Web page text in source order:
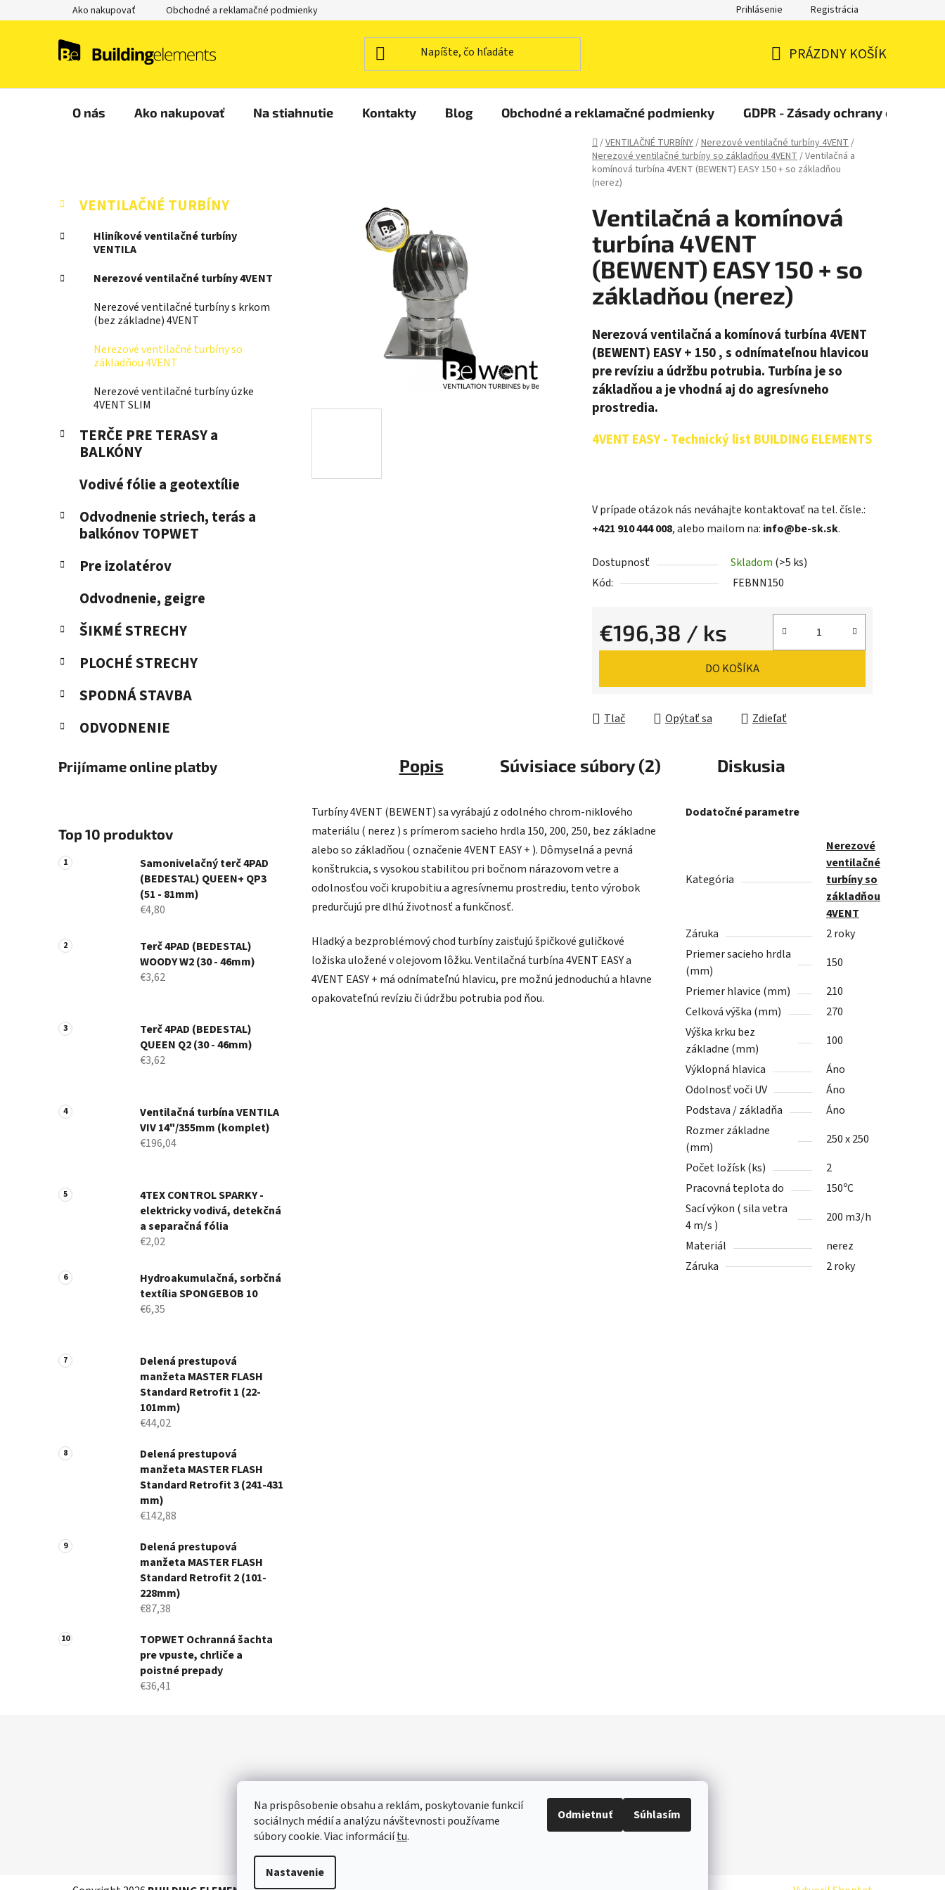
Na prispôsobenie obsahu a reklám, poskytovanie funkcií
sociálnych médií a analýzu návštevnosti používame
súbory cookie. Viac informáciítu.
Nastavenie
Odmietnuť Súhlasím
na
Ako nakupovať Obchodné a reklamačné podmienky Prihlásenie Registrácia
KOŠÍK
PRÁZDNY KOŠÍK
O nás Ako nakupovať Na stiahnutie Kontakty Blog Obchodné a reklamačné podmienky GDPR - Zásady ochrany
Domov
/VENTILAČNÉ TURBÍNY/Nerezové ventilačné turbíny 4VENT/
Nerezové ventilačné turbíny so základňou 4VENT/Ventilačná a
komínová turbína 4VENT (BEWENT) EASY 150 + so základňou
(nerez)
B
č
ý
Preskočiť
kategórie
K
a
e
ó
VENTILAČNÉ TURBÍNY
Hliníkové ventilačné turbíny
VENTILA
Nerezové ventilačné turbíny 4VENT
Nerezové ventilačné turbíny s krkom
(bez základne) 4VENT
Nerezové ventilačné turbíny so
základňou 4VENT
Nerezové ventilačné turbíny úzke
4VENT SLIM
TERČE PRE TERASY a
BALKÓNY
Vodivé fólie a geotextílie
Odvodnenie striech, terás a
balkónov TOPWET
Pre izolatérov
Odvodnenie, geigre
ŠIKMÉ STRECHY
PLOCHÉ STRECHY
SPODNÁ STAVBA
ODVODNENIE
Prijímame online platby
Top 10 produktov
Samonivelačný terč 4PAD
(BEDESTAL) QUEEN+ QP3
(51 - 81mm)
€4,80
Terč 4PAD (BEDESTAL)
WOODY W2 (30 - 46mm)
€3,62
Terč 4PAD (BEDESTAL)
QUEEN Q2 (30 - 46mm)
€3,62
Ventilačná turbína VENTILA
VIV 14"/355mm (komplet)
€196,04
4TEX CONTROL SPARKY -
elektricky vodivá, detekčná
a separačná fólia
€2,02
Hydroakumulačná, sorbčná
textília SPONGEBOB 10
€6,35
Delená prestupová
manžeta MASTER FLASH
Standard Retrofit 1 (22-
101mm)
€44,02
Delená prestupová
manžeta MASTER FLASH
Standard Retrofit 3 (241-431
mm)
€142,88
Delená prestupová
manžeta MASTER FLASH
Standard Retrofit 2 (101-
228mm)
€87,38
TOPWET Ochranná šachta
pre vpuste, chrliče a
poistné prepady
€36,41
Ventilačná a komínová
turbína 4VENT
(BEWENT) EASY 150 + so
základňou (nerez)
Nerezová ventilačná a komínová turbína 4VENT
(BEWENT) EASY + 150 , s odnímateľnou hlavicou
pre revíziu a údržbu potrubia. Turbína je so
základňou a je vhodná aj do agresívneho
prostredia.
4VENT EASY - Technický list BUILDING ELEMENTS
V prípade otázok nás neváhajte kontaktovať na tel. čísle.:
+421 910 444 008, alebo mailom na: info@be-sk.sk.
Dostupnosť Skladom (>5 ks)
Kód:
FEBNN150
€196,38 / ks
Jednotková cena:
DO KOŠÍKA
Tlač Opýtať sa Zdieľať
Popis Súvisiace súbory (2) Diskusia
Turbíny 4VENT (BEWENT) sa vyrábajú z odolného chrom-niklového
materiálu ( nerez ) s prímerom sacieho hrdla 150, 200, 250, bez základne
alebo so základňou ( označenie 4VENT EASY + ). Dômyselná a pevná
konštrukcia, s vysokou stabilitou pri bočnom nárazovom vetre a
odolnosťou voči krupobitiu a agresívnemu prostrediu, tento výrobok
predurčujú pre dlhú životnosť a funkčnosť.
Hladký a bezproblémový chod turbíny zaisťujú špičkové guličkové
ložiska uložené v olejovom lôžku. Ventilačná turbína 4VENT EASY a
4VENT EASY + má odnímateľnú hlavicu, pre možnú jednoduchú a hlavne
opakovateľnú revíziu či údržbu potrubia pod ňou.
Dodatočné parametre
Kategória
Nerezové
ventilačné
turbíny so
základňou
4VENT
Záruka
2 roky
Priemer sacieho hrdla
(mm)
150
Priemer hlavice (mm)
210
Celková výška (mm)
270
Výška krku bez
základne (mm)
100
Výklopná hlavica
Áno
Odolnosť voči UV
Áno
Podstava / základňa
Áno
Rozmer základne
(mm)
250 x 250
Počet ložísk (ks)
2
Pracovná teplota do
150ºC
Sací výkon ( sila vetra
4 m/s )
200 m3/h
Materiál
nerez
Záruka
2 roky